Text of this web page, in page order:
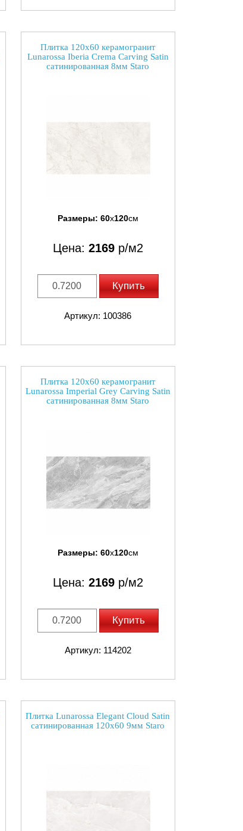
Плитка 120x60 керамогранит
Lunarossa Iberia Crema Carving Satin
сатинированная 8мм Staro
Размеры: 60x120см
Цена: 2169р/м2
Купить
Артикул: 100386
Плитка 120x60 керамогранит
Lunarossa Imperial Grey Carving Satin
сатинированная 8мм Staro
Размеры: 60x120см
Цена: 2169р/м2
Купить
Артикул: 114202
Плитка Lunarossa Elegant Cloud Satin
сатинированная 120x60 9мм Staro